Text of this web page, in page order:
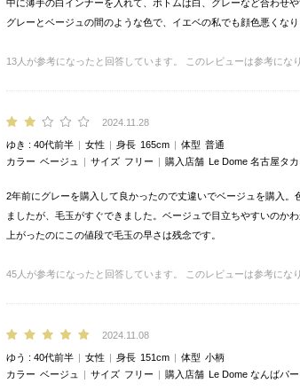
中に薄手の白インナーを入れて、ボトムは白、グレーなど合わせ
グレーとベージュの間のような色で、イエベの私でも顔色悪くなり
13 人が参考になったと回答しています。 このレビューは参考にな
2024.11.28
ゆき 40代前半 女性 身長 165cm 体型 普通
カラー ベージュ サイズ フリー 購入店舗 Le Dome 名古屋タ
2年前にグレーを購入して良かったので丈違いでベージュを購入
ましたが、毛玉がすぐできました。ベージュで目立ちやすいのか
上がったのにこの値段で毛玉の早さは残念です。
45 人が参考になったと回答しています。 このレビューは参考にな
2024.11.08
ゆう 40代前半 女性 身長 151cm 体型 小柄
カラー ベージュ サイズ フリー 購入店舗 Le Dome なんばパ